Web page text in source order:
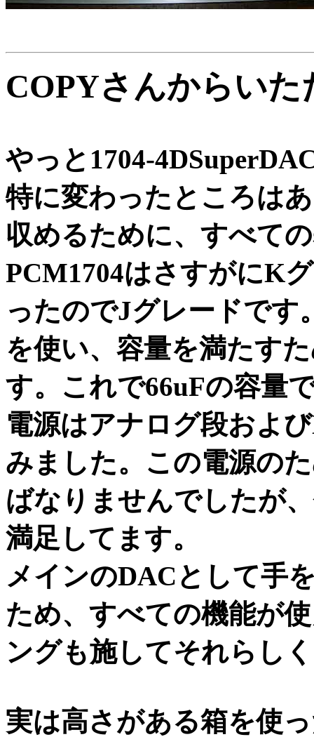
COPYさんからいた
やっと1704-
特に変わったところは
収めるために、すべて
PCM1704はさすがにK
ったのでJグレードです
を使い、容量を満たす
す。これで66uFの容量
電源はアナログ段およ
みました。この電源の
ばなりませんでしたが
満足してます。
メインのDACとして手
ため、すべての機能が
ングも施してそれらし
実は高さがある箱を使